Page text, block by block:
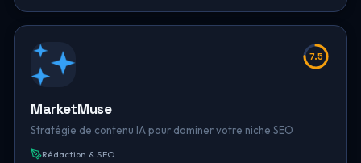
7.5
MarketMuse
Stratégie de contenu IA pour dominer votre niche SEO
Rédaction & SEO